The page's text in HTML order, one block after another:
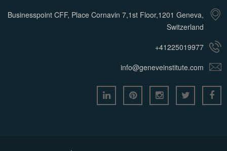
Businesspoint CFF, Place Cornavin 7,1st Floor,1201 Geneva,
Switzerland
+41225019977
info@geneveinstitute.com